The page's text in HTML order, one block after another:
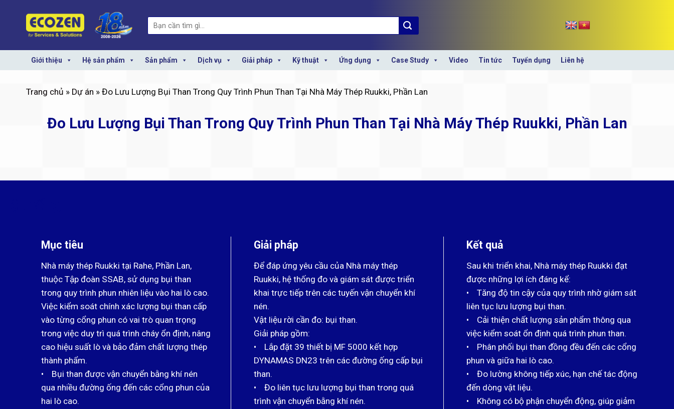
content
Search
for:
Giới thiệu Hệ sản phẩm Sản phẩm Dịch vụ Giải pháp Kỹ thuật Ứng dụng Case Study Video Tin tức Tuyển dụng Liên hệ
Trang chủ » Dự án » Đo Lưu Lượng Bụi Than Trong Quy Trình Phun Than Tại Nhà Máy Thép Ruukki, Phần Lan
Đo Lưu Lượng Bụi Than Trong Quy Trình Phun Than Tại Nhà Máy Thép Ruukki, Phần Lan
Mục tiêu
Nhà máy thép Ruukki tại Rahe, Phần Lan,
thuộc Tập đoàn SSAB, sử dụng bụi than
trong quy trình phun nhiên liệu vào hai lò cao.
Việc kiểm soát chính xác lượng bụi than cấp
vào từng cổng phun có vai trò quan trọng
trong việc duy trì quá trình cháy ổn định, nâng
cao hiệu suất lò và bảo đảm chất lượng thép
thành phẩm.
• Bụi than được vận chuyển bằng khí nén
qua nhiều đường ống đến các cổng phun của
hai lò cao.
Giải pháp
Để đáp ứng yêu cầu của Nhà máy thép
Ruukki, hệ thống đo và giám sát được triển
khai trực tiếp trên các tuyến vận chuyển khí
nén.
Vật liệu rời cần đo: bụi than.
Giải pháp gồm:
• Lắp đặt 39 thiết bị MF 5000 kết hợp
DYNAMAS DN23 trên các đường ống cấp bụi
than.
• Đo liên tục lưu lượng bụi than trong quá
trình vận chuyển bằng khí nén.
Kết quả
Sau khi triển khai, Nhà máy thép Ruukki đạt
được những lợi ích đáng kể:
• Tăng độ tin cậy của quy trình nhờ giám sát
liên tục lưu lượng bụi than.
• Cải thiện chất lượng sản phẩm thông qua
việc kiểm soát ổn định quá trình phun than.
• Phân phối bụi than đồng đều đến các cổng
phun và giữa hai lò cao.
• Đo lường không tiếp xúc, hạn chế tác động
đến dòng vật liệu.
• Không có bộ phận chuyển động, giúp giảm